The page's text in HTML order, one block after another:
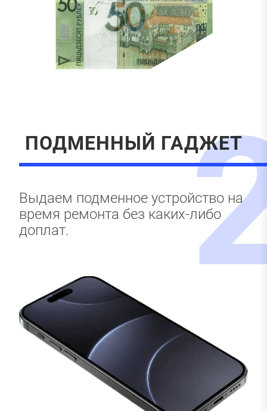
ПОДМЕННЫЙ ГАДЖЕТ
Выдаем подменное устройство на
время ремонта без каких-либо
доплат.